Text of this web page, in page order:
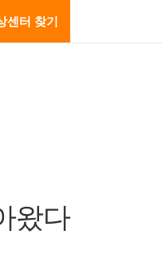
센터 찾기
왔다